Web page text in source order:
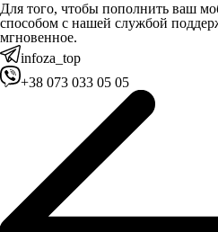
Для того, чтобы пополнить ваш
способом с нашей службой
мгновенное.
infoza_top
+38 073 033 05 05